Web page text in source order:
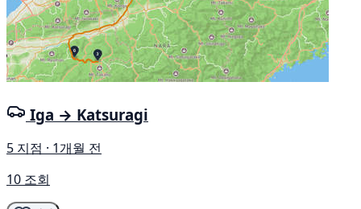
Iga → Katsuragi
5 지점 · 1개월 전
10 조회